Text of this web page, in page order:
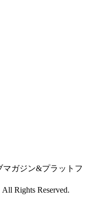
ガジン&プラットフ
Rights Reserved.